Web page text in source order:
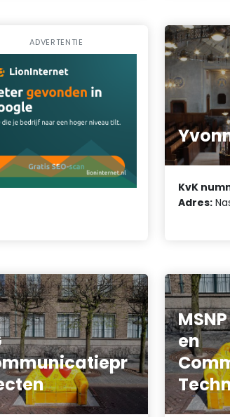
ADVERTENTIE
KvK
Adres:
en